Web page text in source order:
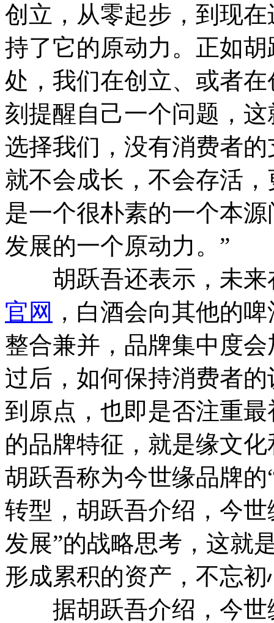
创立，从零起步，到现
持了它的原动力。正如
处，我们在创立、或者
刻提醒自己一个问题，
选择我们，没有消费者
就不会成长，不会存活
是一个很朴素的一个本
发展的一个原动力。”
胡跃吾还表示，未来
官网 ，白酒会向其他的
整合兼并，品牌集中度
过后，如何保持消费者
到原点，也即是否注重
的品牌特征，就是缘文
胡跃吾称为今世缘品牌
转型，胡跃吾介绍，今
发展”的战略思考，这就
形成累积的资产，不忘
据胡跃吾介绍，今世